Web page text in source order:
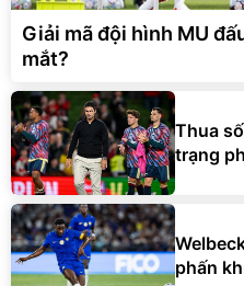
Giải mã đội hình MU
mắt?
Thua
trạng
phấn